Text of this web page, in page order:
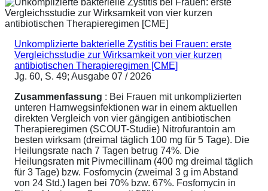
Unkomplizierte bakterielle Zystitis bei Frauen: erste
Vergleichsstudie zur Wirksamkeit von vier kurzen
antibiotischen Therapieregimen [CME]
Jg. 60, S. 49; Ausgabe 07 / 2026
Zusammenfassung : Bei Frauen mit unkomplizierten
unteren Harnwegsinfektionen war in einem aktuellen
direkten Vergleich von vier gängigen antibiotischen
Therapieregimen (SCOUT-Studie) Nitrofurantoin am
besten wirksam (dreimal täglich 100 mg für 5 Tage). Die
Heilungsrate nach 7 Tagen betrug 74%. Die
Heilungsraten mit Pivmecillinam (400 mg dreimal täglich
für 3 Tage) bzw. Fosfomycin (zweimal 3 g im Abstand
von 24 Std.) lagen bei 70% bzw. 67%. Fosfomycin in